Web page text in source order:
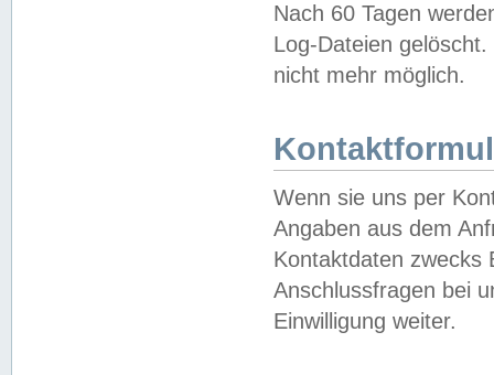
Nach 60 Tagen
Log-Dateien
nicht mehr möglich.
Wenn sie uns per
Angaben aus dem
Kontaktdaten zwecks
Anschlussfragen bei
Einwilligung weiter.